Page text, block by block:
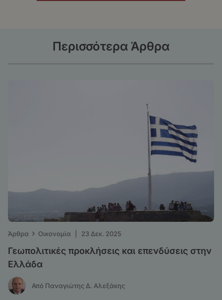
Περισσότερα Άρθρα
Άρθρα › Οικονομία 23 Δεκ. 2025
Γεωπολιτικές προκλήσεις και επενδύσεις στην
Ελλάδα
Από Παναγιώτης Δ. Αλεξάκης